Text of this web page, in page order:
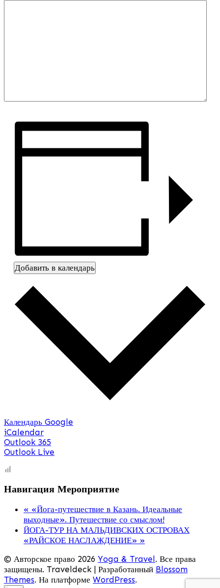
Добавить в календарь
Календарь Google
iCalendar
Outlook 365
Outlook Live
Навигация Мероприятие
« «Йога-путешествие в Казань. Идеальные
выходные». Путешествие со смыслом!
ЙОГА-ТУР НА МАЛЬДИВСКИХ ОСТРОВАХ
«РАЙСКОЕ НАСЛАЖДЕНИЕ» »
© Авторское право 2026 Yoga & Travel . Все права
защищены. Traveldeck | Разработанный Blossom
Themes. На платформе WordPress.